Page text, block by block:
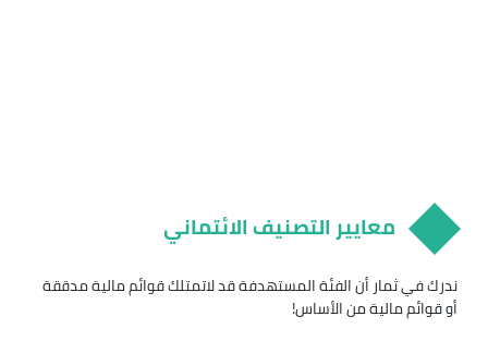
معايير التصنيف الائتماني
ندرك في ثمار أن الفئة المستهدفة قد لاتمتلك قوائم مالية مدققة
أو قوائم مالية من الأساس!